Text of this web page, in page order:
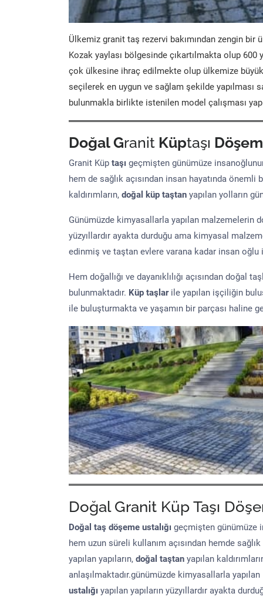
Ülkemiz granit taş rezervi bakımından zengin bir
Kozak yaylası bölgesinde çıkartılmakta olup
çok ülkesine ihraç edilmekte olup ülkemize
seçilerek en uygun ve sağlam şekilde yapılması
bulunmakla birlikte istenilen model çalışması
Doğal Granit Küptaşı
Granit Küp taşı geçmişten günümüze
hem de sağlık açısından insan hayatında
kaldırımların, doğal küp taştan yapılan yolların
Günümüzde kimyasallarla yapılan malzemelerin
yüzyıllardır ayakta durduğu ama kimyasal
edinmiş ve taştan evlere varana kadar insan oğlu
Hem doğallığı ve dayanıklılığı açısından
bulunmaktadır. Küp taşlarile yapılan işçiliğin
ile buluşturmakta ve yaşamın bir parçası haline
Doğal Granit Küp Taşı
Doğal taş döşeme ustalığı geçmişten günümüze
hem uzun süreli kullanım açısından hemde
yapılan yapıların, doğal taştan yapılan
anlaşılmaktadır.günümüzde kimyasallarla
ustalığı yapılan yapıların yüzyıllardır ayakta